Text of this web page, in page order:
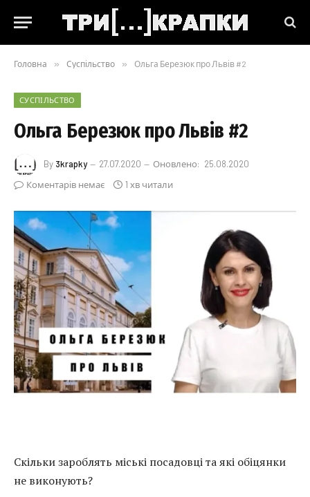
Головна » Суспільство » Ольга Березюк про Львів #2
СУСПІЛЬСТВО
Ольга Березюк про Львів #2
By 3krapky 27.07.2020 Оновлено: 25.08.2020
Коментарів немає
1 хв читали
Скільки зароблять міські посадовці та які обіцянки
не виконують?